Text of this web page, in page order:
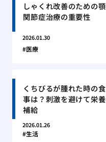
しゃくれ改善のための顎
関節症治療の重要性
2026.01.30
医療
くちびるが腫れた時の食
事は？刺激を避けて栄養
補給
2026.01.26
生活